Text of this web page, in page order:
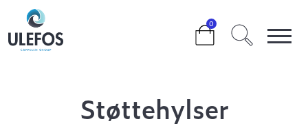
0
>>
Støttehylser